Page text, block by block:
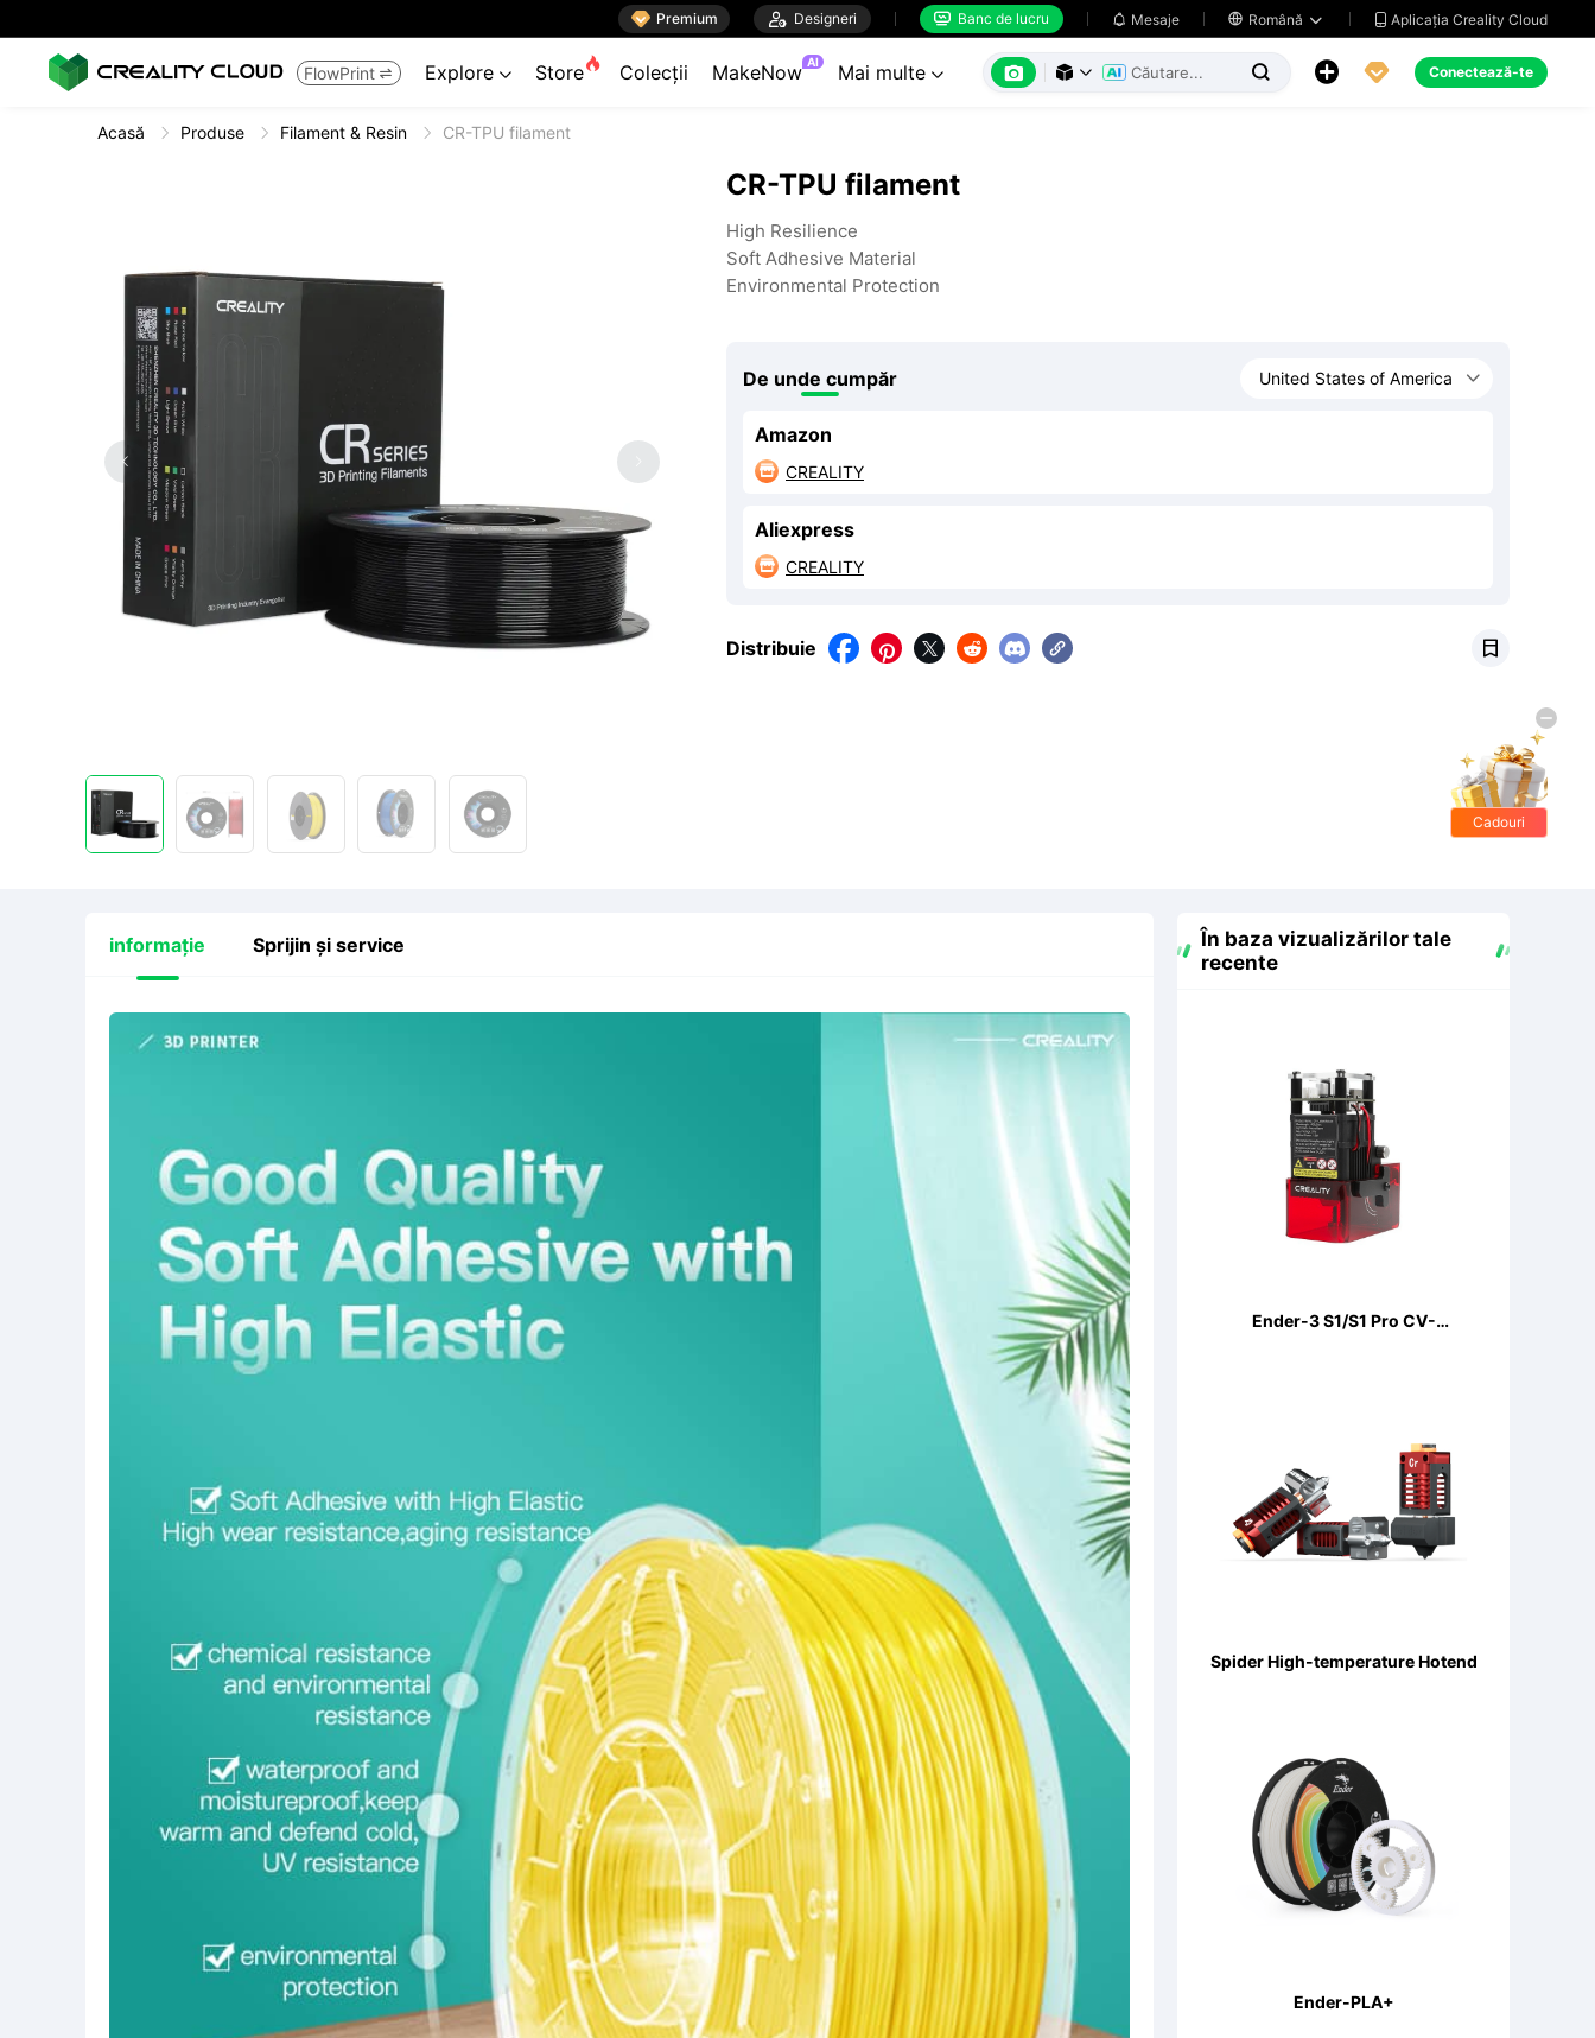
 Premium  Designeri  Banc de lucru  Mesaje  Română   Aplicația Creality Cloud
FlowPrint  Explore  Store Colecții MakeNow AI Mai multe        Conectează-te
Acasă Produse Filament & Resin CR-TPU filament
CR-TPU filament
High Resilience
Soft Adhesive Material
Environmental Protection
De unde cumpăr
Amazon
 CREALITY
Aliexpress
 CREALITY
Distribuie     
informație Sprijin și service
În baza vizualizărilor tale
recente
Ender-3 S1/S1 Pro CV-
Spider High-temperature Hotend
Ender-PLA+
Cadouri